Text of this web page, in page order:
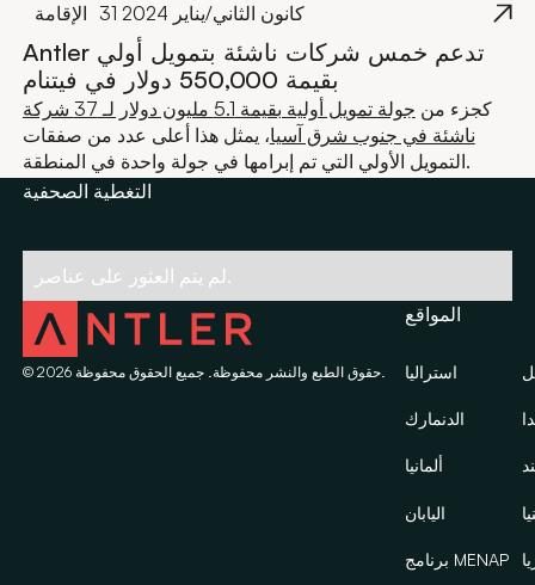
الإقامة 31 كانون الثاني/يناير 2024
Antler تدعم خمس شركات ناشئة بتمويل أولي
بقيمة 550,000 دولار في فيتنام
كجزء من
جولة تمويل أولية بقيمة 5.1 مليون دولار لـ 37 شركة
ناشئة في جنوب شرق آسيا، يمثل هذا أعلى عدد من صفقات
التمويل الأولي التي تم إبرامها في جولة واحدة في المنطقة.
التغطية الصحفية
لم يتم العثور على عناصر.
© 2026 حقوق الطبع والنشر محفوظة. جميع الحقوق محفوظة.
المواقع
استراليا
الدنمارك
ألمانيا
اليابان
برنامج MENAP